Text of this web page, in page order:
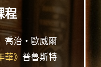
程
喬治・歐威爾
》 普魯斯特